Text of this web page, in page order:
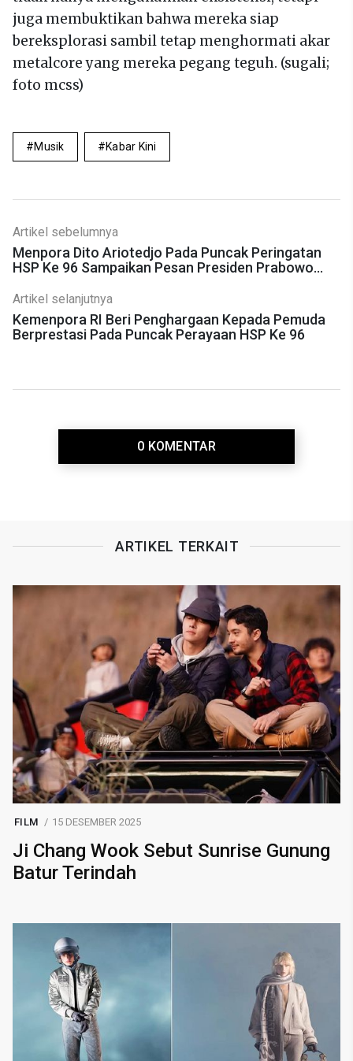
juga membuktikan bahwa mereka siap
bereksplorasi sambil tetap menghormati akar
metalcore yang mereka pegang teguh. (sugali;
foto mcss)
Musik Kabar Kini
Artikel sebelumnya
Menpora Dito Ariotedjo Pada Puncak Peringatan
HSP Ke 96 Sampaikan Pesan Presiden Prabowo
Artikel selanjutnya
Kemenpora RI Beri Penghargaan Kepada Pemuda
Berprestasi Pada Puncak Perayaan HSP Ke 96
0 KOMENTAR
ARTIKEL TERKAIT
FILM 15 DESEMBER 2025
Ji Chang Wook Sebut Sunrise Gunung
Batur Terindah